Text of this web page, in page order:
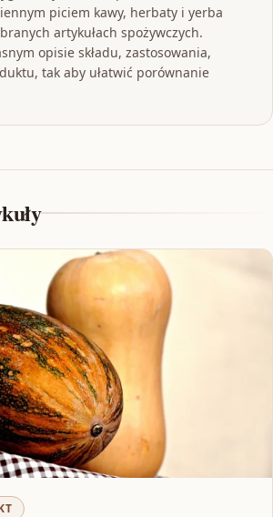
piciem kawy, herbaty i yerba
artykułach spożywczych.
opisie składu, zastosowania,
tak aby ułatwić porównanie